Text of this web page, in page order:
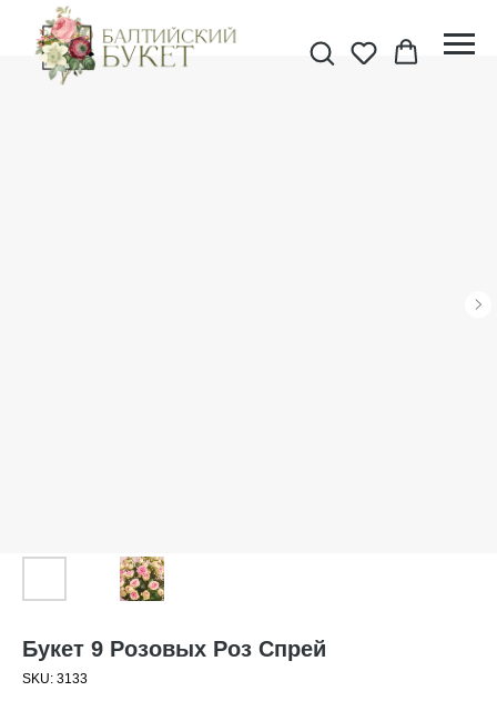
Букет 9 Розовых Роз Спрей
SKU: 3133